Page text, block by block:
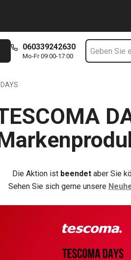
060339242630
Mo-Fr 09:00-17:00
Die Aktion ist beendet aber Sie
Sehen Sie sich gerne unsere